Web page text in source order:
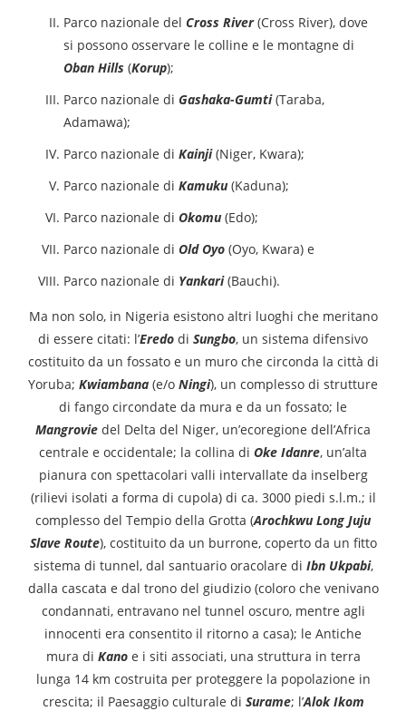
Parco nazionale del Cross River(Cross River), dove
si possono osservare le colline e le montagne di
Oban Hills (Korup);
Parco nazionale di Gashaka-Gumti(Taraba,
Adamawa);
Parco nazionale di Kainji(Niger, Kwara);
Parco nazionale di Kamuku(Kaduna);
Parco nazionale di Okomu(Edo);
Parco nazionale di Old Oyo (Oyo, Kwara) e
Parco nazionale di Yankari(Bauchi).
Ma non solo, in Nigeria esistono altri luoghi che meritano
di essere citati: l’Eredo di Sungbo, un sistema difensivo
costituito da un fossato e un muro che circonda la città di
Yoruba; Kwiambana (e/o Ningi), un complesso di strutture
di fango circondate da mura e da un fossato; le
Mangrovie del Delta del Niger, un’ecoregione dell’Africa
centrale e occidentale; la collina di Oke Idanre, un’alta
pianura con spettacolari valli intervallate da inselberg
(rilievi isolati a forma di cupola) di ca. 3000 piedi s.l.m.; il
complesso del Tempio della Grotta (Arochkwu Long Juju
Slave Route), costituito da un burrone, coperto da un fitto
sistema di tunnel, dal santuario oracolare di Ibn Ukpabi,
dalla cascata e dal trono del giudizio (coloro che venivano
condannati, entravano nel tunnel oscuro, mentre agli
innocenti era consentito il ritorno a casa); le Antiche
mura di Kano e i siti associati, una struttura in terra
lunga 14 km costruita per proteggere la popolazione in
crescita; il Paesaggio culturale di Surame; l’Alok Ikom